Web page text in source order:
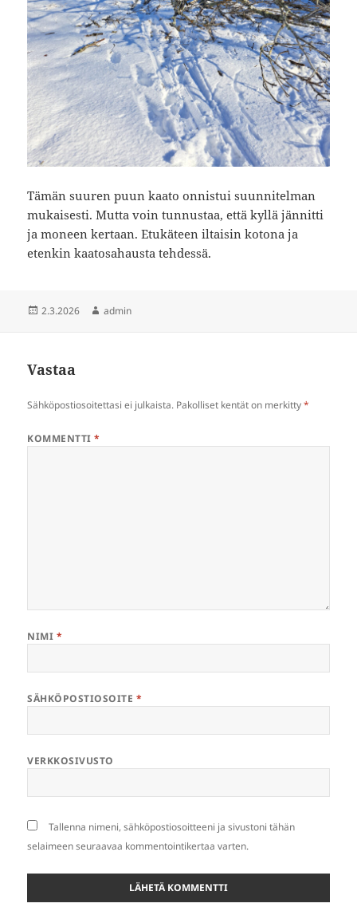
Tämän suuren puun kaato onnistui suunnitelman
mukaisesti. Mutta voin tunnustaa, että kyllä jännitti
ja moneen kertaan. Etukäteen iltaisin kotona ja
etenkin kaatosahausta tehdessä.
Julkaistu
2.3.2026 Kirjoittaja
admin
Vastaa
Sähköpostiosoitettasi ei julkaista. Pakolliset kentät on merkitty*
KOMMENTTI*
NIMI *
SÄHKÖPOSTIOSOITE *
VERKKOSIVUSTO
Tallenna nimeni, sähköpostiosoitteeni ja sivustoni tähän
selaimeen seuraavaa kommentointikertaa varten.